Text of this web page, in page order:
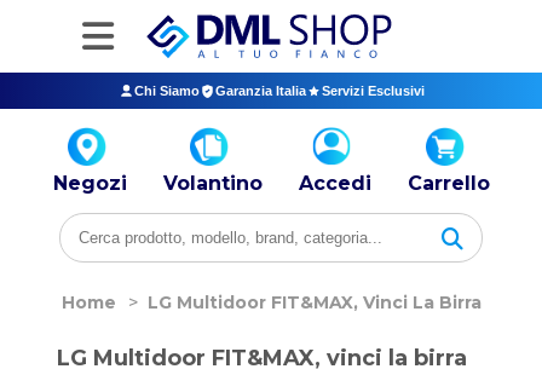
Chi Siamo Garanzia Italia Servizi Esclusivi
Negozi Volantino Accedi Carrello
Home > LG Multidoor FIT&MAX, Vinci La Birra
LG Multidoor FIT&MAX, vinci la birra